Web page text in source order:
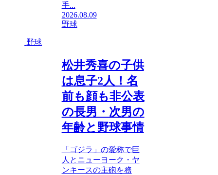
手...
2026.08.09
野球
野球
松井秀喜の子供
は息子2人！名
前も顔も非公表
の長男・次男の
年齢と野球事情
「ゴジラ」の愛称で巨
人とニューヨーク・ヤ
ンキースの主砲を務